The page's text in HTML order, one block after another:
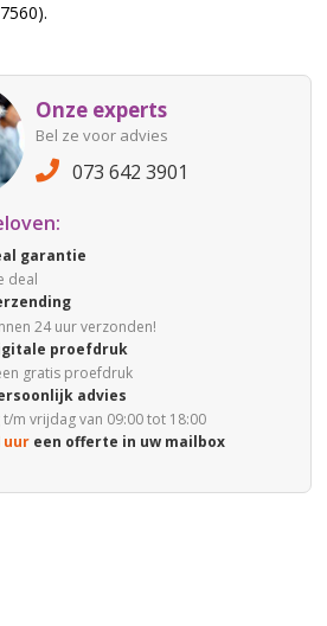
Onze experts
Bel ze voor advies
073 642 3901
garantie
deal
24 uur verzonden!
proefdruk
gratis proefdruk
advies
m vrijdag van 09:00 tot 18:00
uureen offerte in uw mailbox